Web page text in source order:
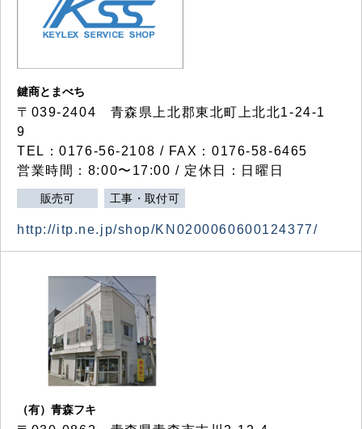
鍵商とまべち
〒039-2404 青森県上北郡東北町上北北1-24-1
9
TEL：0176-56-2108 / FAX：0176-58-6465
営業時間：8:00〜17:00 / 定休日：日曜日
販売可 工事・取付可
http://itp.ne.jp/shop/KN0200060600124377/
（有）青森フキ